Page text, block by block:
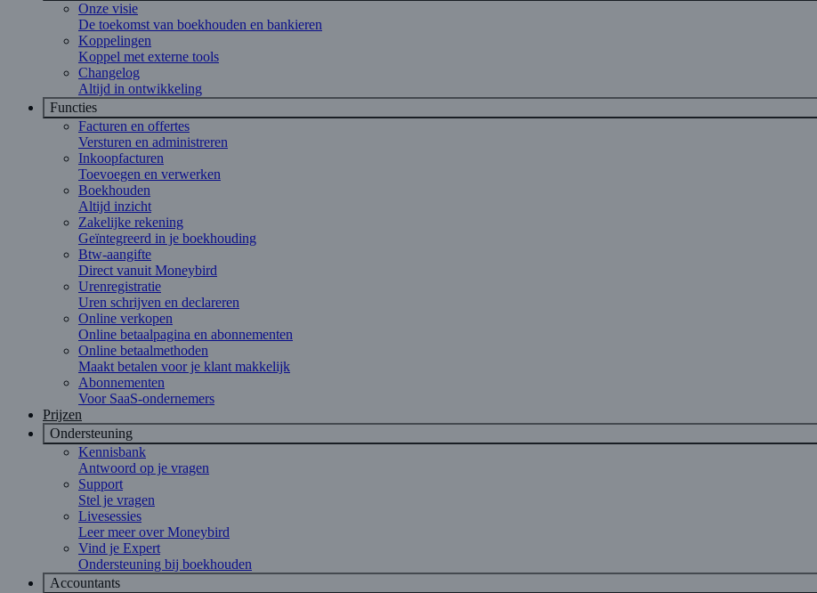
Onze visie
De toekomst van boekhouden en bankieren
Koppelingen
Koppel met externe tools
Changelog
Altijd in ontwikkeling
Functies
Facturen en offertes
Versturen en administreren
Inkoopfacturen
Toevoegen en verwerken
Boekhouden
Altijd inzicht
Zakelijke rekening
Geïntegreerd in je boekhouding
Btw-aangifte
Direct vanuit Moneybird
Urenregistratie
Uren schrijven en declareren
Online verkopen
Online betaalpagina en abonnementen
Online betaalmethoden
Maakt betalen voor je klant makkelijk
Abonnementen
Voor SaaS-ondernemers
Prijzen
Ondersteuning
Kennisbank
Antwoord op je vragen
Support
Stel je vragen
Livesessies
Leer meer over Moneybird
Vind je Expert
Ondersteuning bij boekhouden
Accountants